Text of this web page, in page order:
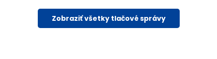
Zobraziť všetky tlačové správy